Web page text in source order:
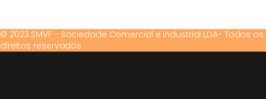
© 2023 SMVF - Sociedade Comercial e Industrial LDA- Todos os
direitos reservados